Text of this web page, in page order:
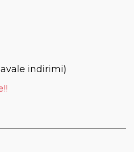
indirimi)